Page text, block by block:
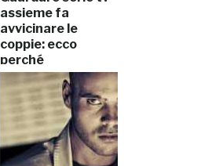
assieme fa
avvicinare le
coppie: ecco
perché